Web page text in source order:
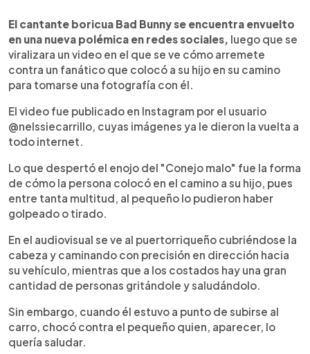
Escuchar artículo
El cantante boricua Bad Bunny se encuentra envuelto
en una nueva polémica en redes sociales, luego que se
viralizara un video en el que se ve cómo arremete
contra un fanático que colocó a su hijo en su camino
para tomarse una fotografía con él.
El video fue publicado en Instagram por el usuario
@nelssiecarrillo, cuyas imágenes ya le dieron la vuelta a
todo internet.
Lo que despertó el enojo del "Conejo malo" fue la forma
de cómo la persona colocó en el camino a su hijo, pues
entre tanta multitud, al pequeño lo pudieron haber
golpeado o tirado.
En el audiovisual se ve al puertorriqueño cubriéndose la
cabeza y caminando con precisión en dirección hacia
su vehículo, mientras que a los costados hay una gran
cantidad de personas gritándole y saludándolo.
Sin embargo, cuando él estuvo a punto de subirse al
carro, chocó contra el pequeño quien, aparecer, lo
quería saludar.